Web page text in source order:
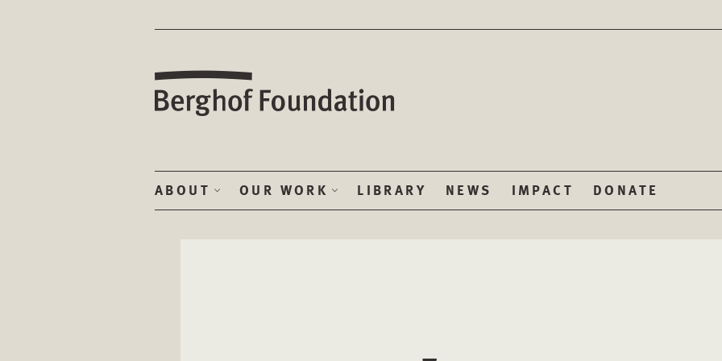
ABOUT OUR WORK LIBRARY NEWS IMPACT DONATE